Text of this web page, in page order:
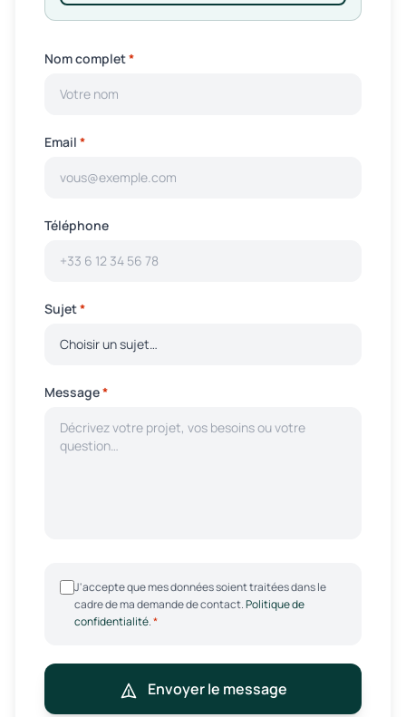
Nom complet*
Email *
Téléphone
Sujet*
Message*
J'accepte que mes données soient traitées dans le
cadre de ma demande de contact.Politique de
confidentialité.*
Envoyer le message